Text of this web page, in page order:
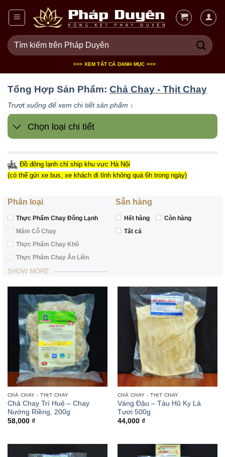
dung
Tìm
kiếm:
>>> XEM TẤT CẢ DANH MỤC <<<
Tổng Hợp Sản Phẩm: Chả Chay - Thịt Chay
Trượt xuống để xem chi tiết sản phẩm ↓
Chọn loại chi tiết
Đồ đông lạnh chỉ ship khu vực Hà Nội
(có thể gửi xe bus, xe khách đi tỉnh không quá 6h trong ngày)
Phân loại
Thực Phẩm Chay Đông Lạnh
Mâm Cỗ Chay
Thực Phẩm Chay Khô
Thực Phẩm Chay Ăn Liền
SHOW MORE
Sẵn hàng
Hết hàng
Còn hàng
Tất cả
CHẢ CHAY - THỊT CHAY
Chả Chay Trí Huệ – Chay
Nướng Riềng, 200g
58,000 ₫
CHẢ CHAY - THỊT CHAY
Váng Đậu – Tàu Hũ Ky Lá
Tươi 500g
44,000 ₫